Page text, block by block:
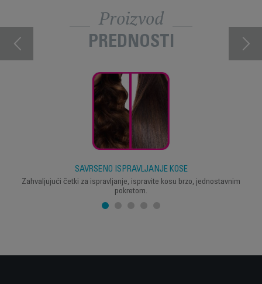
Proizvod
PREDNOSTI
SAVRŠENO ISPRAVLJANJE KOSE
Zahvaljujući četki za ispravljanje, ispravite kosu brzo, jednostavnim
pokretom.